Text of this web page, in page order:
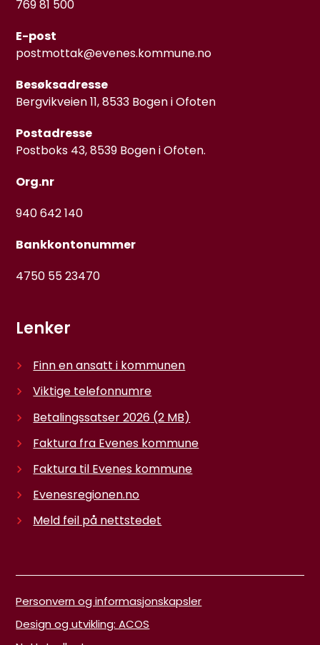
769 81 500
E-post
postmottak@evenes.kommune.no
Besøksadresse
Bergvikveien 11, 8533 Bogen i Ofoten
Postadresse
Postboks 43, 8539 Bogen i Ofoten.
Org.nr
940 642 140
Bankkontonummer
4750 55 23470
Lenker
Finn en ansatt i kommunen
Viktige telefonnumre
Betalingssatser 2026 (2 MB)
Faktura fra Evenes kommune
Faktura til Evenes kommune
Evenesregionen.no
Meld feil på nettstedet
Personvern og informasjonskapsler
Design og utvikling: ACOS